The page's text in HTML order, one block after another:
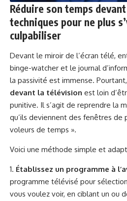
Réduire son temps
techniques pour ne plus
culpabiliser
Devant le miroir de l’écran télé,
binge-watcher et le journal
la passivité est immense. Pourtant,
devant la télévision est loin
punitive. Il s’agit de reprendre la
qu’ils deviennent des fenêtres de
voleurs de temps ».
Voici une méthode simple et
Établissez un programme à
programme télévisé pour
vous voulez voir, en ciblant un ou